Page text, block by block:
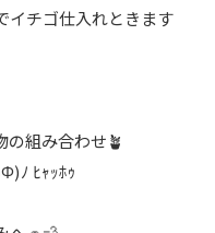
イチゴ仕入れときます
の組み合わせ🪴
ﾉ ﾋｬｯﾎｩ